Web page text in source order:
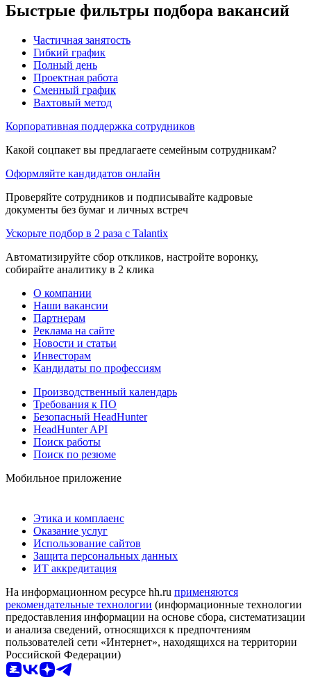
Быстрые фильтры подбора вакансий
Частичная занятость
Гибкий график
Полный день
Проектная работа
Сменный график
Вахтовый метод
Корпоративная поддержка сотрудников
Какой соцпакет вы предлагаете семейным сотрудникам?
Оформляйте кандидатов онлайн
Проверяйте сотрудников и подписывайте кадровые
документы без бумаг и личных встреч
Ускорьте подбор в 2 раза с Talantix
Автоматизируйте сбор откликов, настройте воронку,
собирайте аналитику в 2 клика
О компании
Наши вакансии
Партнерам
Реклама на сайте
Новости и статьи
Инвесторам
Кандидаты по профессиям
Производственный календарь
Требования к ПО
Безопасный HeadHunter
HeadHunter API
Поиск работы
Поиск по резюме
Мобильное приложение
Этика и комплаенс
Оказание услуг
Использование сайтов
Защита персональных данных
ИТ аккредитация
На информационном ресурсе hh.ru применяются
рекомендательные технологии (информационные технологии
предоставления информации на основе сбора, систематизации
и анализа сведений, относящихся к предпочтениям
пользователей сети «Интернет», находящихся на территории
Российской Федерации)